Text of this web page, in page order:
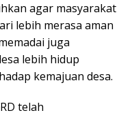
agar masyarakat
lebih merasa aman
juga
lebih hidup
kemajuan desa.
telah